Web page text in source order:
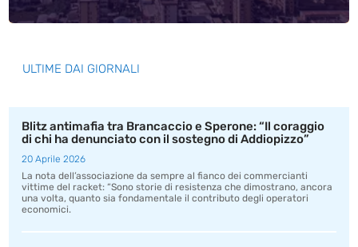
ULTIME DAI GIORNALI
Blitz antimafia tra Brancaccio e Sperone: “Il coraggio
di chi ha denunciato con il sostegno di Addiopizzo”
20 Aprile 2026
La nota dell’associazione da sempre al fianco dei commercianti
vittime del racket: “Sono storie di resistenza che dimostrano, ancora
una volta, quanto sia fondamentale il contributo degli operatori
economici.